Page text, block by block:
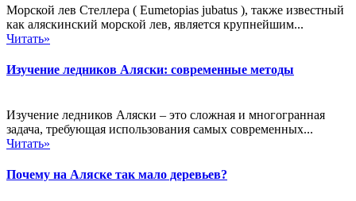
Морской лев Стеллера ( Eumetopias jubatus ), также известный
как аляскинский морской лев, является крупнейшим...
Читать»
Изучение ледников Аляски: современные методы
Изучение ледников Аляски – это сложная и многогранная
задача, требующая использования самых современных...
Читать»
Почему на Аляске так мало деревьев?